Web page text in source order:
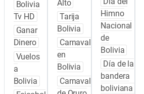
Bolivia
Tv HD
Ganar
Dinero
Vuelos
a
Bolivia
Alto
Tarija
Bolivia
Carnaval
en
Bolivia
Carnaval
Himno
Nacional
de
Bolivia
Día de la
bandera
boliviana